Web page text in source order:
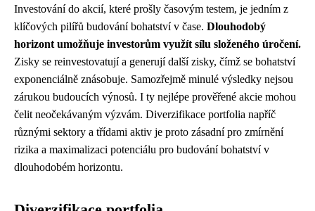
Investování do akcií, které prošly časovým testem, je jedním z
klíčových pilířů budování bohatství v čase. Dlouhodobý
horizont umožňuje investorům využít sílu složeného úročení.
Zisky se reinvestovatují a generují další zisky, čímž se bohatství
exponenciálně znásobuje. Samozřejmě minulé výsledky nejsou
zárukou budoucích výnosů. I ty nejlépe prověřené akcie mohou
čelit neočekávaným výzvám. Diverzifikace portfolia napříč
různými sektory a třídami aktiv je proto zásadní pro zmírnění
rizika a maximalizaci potenciálu pro budování bohatství v
dlouhodobém horizontu.